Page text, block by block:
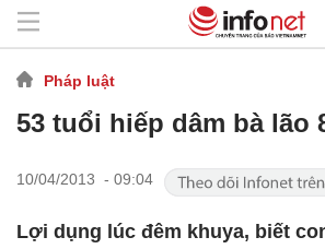
Pháp luật
53 tuổi hiếp dâm bà lão
10/04/2013 - 09:04
Lợi dụng lúc đêm khuya, biết